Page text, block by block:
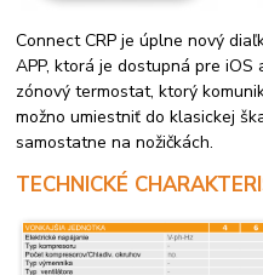
Connect CRP je úplne nový
APP, ktorá je dostupná pre iOS
zónový termostat, ktorý
možno umiestniť do klasickej
samostatne na nožičkách.
TECHNICKÉ